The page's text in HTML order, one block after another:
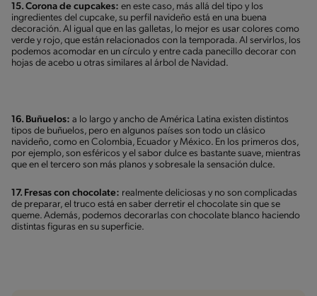
15. Corona de cupcakes: en este caso, más allá del tipo y los
ingredientes del cupcake, su perfil navideño está en una buena
decoración. Al igual que en las galletas, lo mejor es usar colores como
verde y rojo, que están relacionados con la temporada. Al servirlos, los
podemos acomodar en un círculo y entre cada panecillo decorar con
hojas de acebo u otras similares al árbol de Navidad.
16. Buñuelos: a lo largo y ancho de América Latina existen distintos
tipos de buñuelos, pero en algunos países son todo un clásico
navideño, como en Colombia, Ecuador y México. En los primeros dos,
por ejemplo, son esféricos y el sabor dulce es bastante suave, mientras
que en el tercero son más planos y sobresale la sensación dulce.
17. Fresas con chocolate: realmente deliciosas y no son complicadas
de preparar, el truco está en saber derretir el chocolate sin que se
queme. Además, podemos decorarlas con chocolate blanco haciendo
distintas figuras en su superficie.